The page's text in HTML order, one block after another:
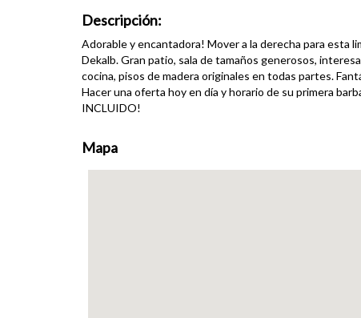
Descripción:
Adorable y encantadora! Mover a la derecha para esta
Dekalb. Gran patio, sala de tamaños generosos,
cocina, pisos de madera originales en todas partes.
Hacer una oferta hoy en día y horario de su primera
INCLUIDO!
Mapa